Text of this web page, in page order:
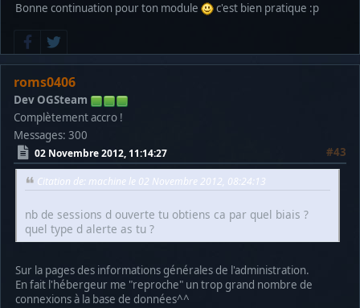
Bonne continuation pour ton module
c'est bien pratique :p
roms0406
Dev OGSteam
Complètement accro !
Messages: 300
02 Novembre 2012, 11:14:27 #43
Citation de: machine le 02 Novembre 2012, 08:24:13
nb de sessions d ouverte tu obtiens ca par quel biais ?
quel type d alerte as tu ?
Sur la pages des informations générales de l'administration.
En fait l'hébergeur me "reproche" un trop grand nombre de
connexions à la base de données^^